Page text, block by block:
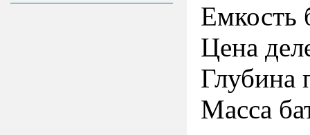
Емкость
Цена
Глубина
Масса